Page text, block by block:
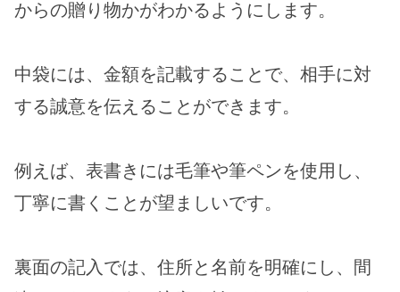
からの贈り物かがわかるようにします。
中袋には、金額を記載することで、相手に対
する誠意を伝えることができます。
例えば、表書きには毛筆や筆ペンを使用し、
丁寧に書くことが望ましいです。
裏面の記入では、住所と名前を明確にし、間